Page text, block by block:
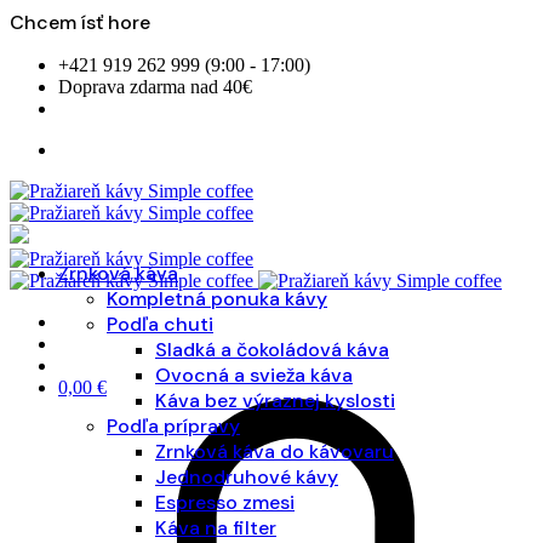
Chcem ísť hore
Skip
content
+421 919 262 999 (9:00 - 17:00)
Doprava zdarma nad 40€
0,00 €
Zrnková káva
Kompletná ponuka kávy
Podľa chuti
Sladká a čokoládová káva
Ovocná a svieža káva
Káva bez výraznej kyslosti
Podľa prípravy
Zrnková káva do kávovaru
Jednodruhové kávy
Espresso zmesi
Káva na filter